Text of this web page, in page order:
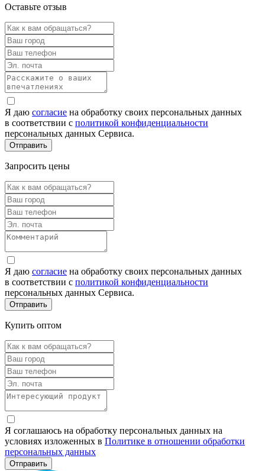
Оставьте отзыв
Я даю согласие на обработку своих персональных данных
в соответствии с политикой конфиденциальности
персональных данных Сервиса.
Запросить цены
Я даю согласие на обработку своих персональных данных
в соответствии с политикой конфиденциальности
персональных данных Сервиса.
Купить оптом
Я соглашаюсь на обработку персональных данных на
условиях изложенных в Политике в отношении обработки
персональных данных